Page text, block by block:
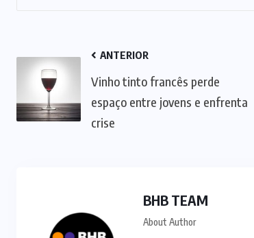
ANTERIOR
Vinho tinto francês perde
espaço entre jovens e enfrenta
crise
BHB TEAM
About Author